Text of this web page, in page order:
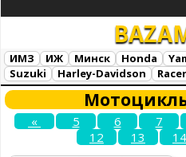
BAZA
ИМЗ ИЖ Минск Honda
Suzuki
Harley-Davidson Racer
Все марки
Загрузка...
« 5 6 7
12
13 14